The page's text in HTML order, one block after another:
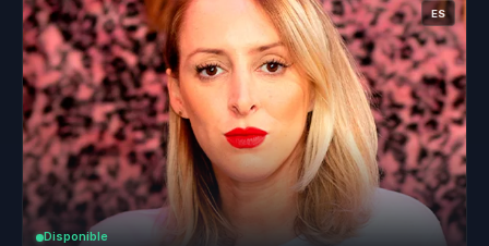
ES
Disponible